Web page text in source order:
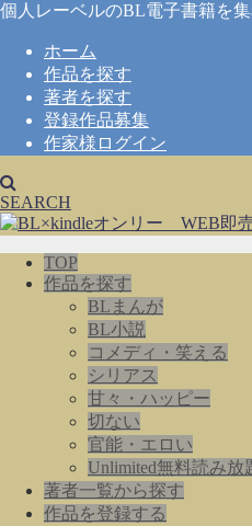
個人レーベルのBL電子書籍を
ホーム
作品を探す
著者を探す
登録作品募集
作家様ログイン
SEARCH
TOP
作品を探す
BLまんが
BL小説
コメディ・笑える
シリアス
甘々・ハッピー
切ない
官能・エロい
Unlimited無料読み放
著者一覧から探す
作品を登録する